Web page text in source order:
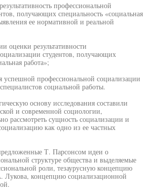
профессиональной
получающих специальность «социальная
ее нормативной и реальной
оценки результативности
студентов, получающих
работа»;
успешной профессиональной социализации
социальной работы.
основу исследования составили
и современной социологии,
рассмотреть сущность социализации и
как одно из ее частных
Т. Парсонсом идеи о
структуре общества и выделяемые
роли, тезаурусную концепцию
Лукова, концепцию социализационной